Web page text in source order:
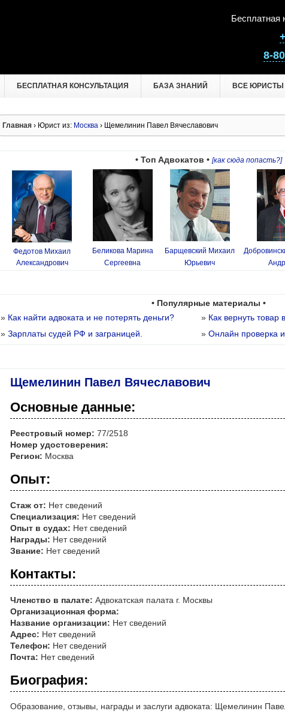
Бесплатная
8-
БЕСПЛАТНАЯ КОНСУЛЬТАЦИЯ БАЗА ЗНАНИЙ ВСЕ ЮРИСТЫ
Главная › Юрист из: Москва › Щемелинин Павел Вячеславович
• Топ Адвокатов • [как сюда попасть?]
Федотов Михаил
Александрович
Беликова Марина
Сергеевна
Барщевский Михаил
Юрьевич
• Популярные материалы •
» Как найти адвоката и не потерять деньги? » Как вернуть товар
» Зарплаты судей РФ и заграницей. » Онлайн
Щемелинин Павел Вячеславович
Основные данные:
Реестровый номер: 77/2518
Номер удостоверения:
Регион: Москва
Опыт:
Стаж от: Нет сведений
Специализация: Нет сведений
Опыт в судах: Нет сведений
Награды: Нет сведений
Звание: Нет сведений
Контакты:
Членство в палате: Адвокатская палата г. Москвы
Организационная форма:
Название организации: Нет сведений
Адрес: Нет сведений
Телефон: Нет сведений
Почта: Нет сведений
Биография:
Образование, отзывы, награды и заслуги адвоката: Щемелинин